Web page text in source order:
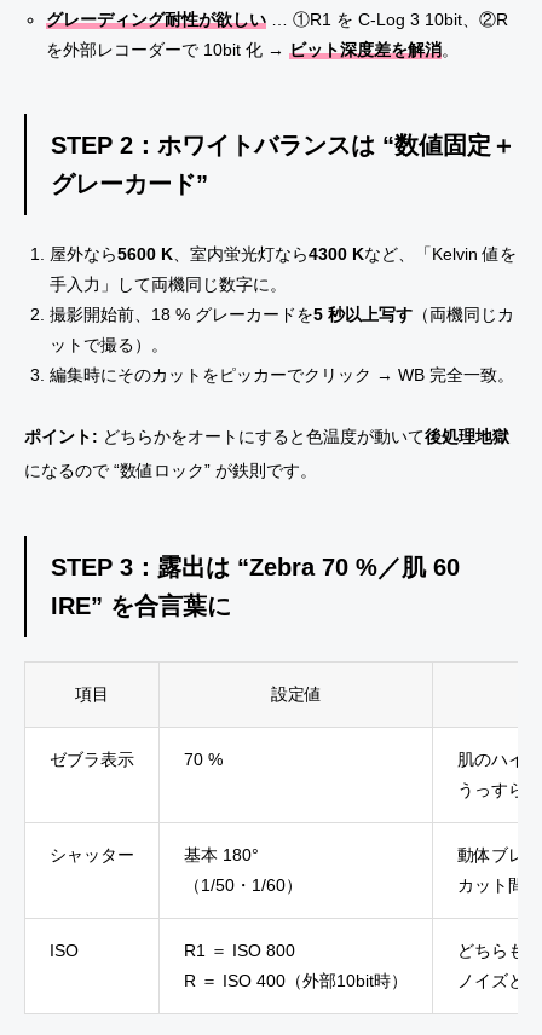
グレーディング耐性が欲しい … ①R1 を C-Log 3 10bit、②R
を外部レコーダーで 10bit 化 →ビット深度差を解消。
STEP 2：ホワイトバランスは “数値固定＋
グレーカード”
屋外なら5600 K 、室内蛍光灯なら4300 Kなど、「Kelvin 値を
手入力」して両機同じ数字に。
撮影開始前、18 % グレーカードを5 秒以上写す （両機同じカ
ットで撮る）。
編集時にそのカットをピッカーでクリック → WB 完全一致。
ポイント: どちらかをオートにすると色温度が動いて後処理地獄
になるので “数値ロック” が鉄則です。
STEP 3：露出は “Zebra 70 %／肌 60
IRE” を合言葉に
項目 設定値
ゼブラ表示 70 %
肌のハイ
うっすら
シャッター
基本 180°
（1/50・1/60）
動体ブレ
カット間
ISO
R1 ＝ ISO 800
R ＝ ISO 400（外部10bit時）
どちらも
ノイズと